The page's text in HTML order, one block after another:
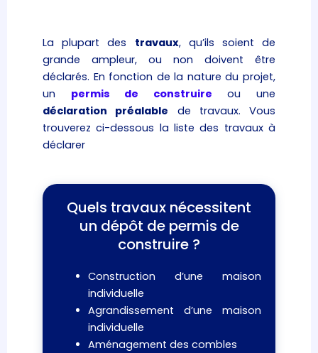
La plupart des travaux, qu’ils soient de
grande ampleur, ou non doivent être
déclarés. En fonction de la nature du projet,
un permis de construire ou une
déclaration préalable de travaux. Vous
trouverez ci-dessous la liste des travaux à
déclarer
Quels travaux nécessitent
un dépôt de permis de
construire ?
Construction d’une maison
individuelle
Agrandissement d’une maison
individuelle
Aménagement des combles